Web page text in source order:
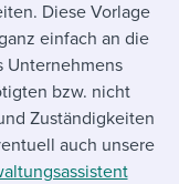
with others
pipelines
people
templates
stories
a demo
Diese Vorlage
einfach an die
Unternehmens
bzw. nicht
Zuständigkeiten
auch unsere